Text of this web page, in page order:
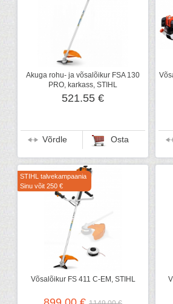
Akuga rohu- ja võsalõikur FSA 130
PRO, karkass, STIHL
521.55 €
Võrdle Osta
STIHL talvekampaania
Sinu võit 250 €
Võsalõikur FS 411 C-EM, STIHL